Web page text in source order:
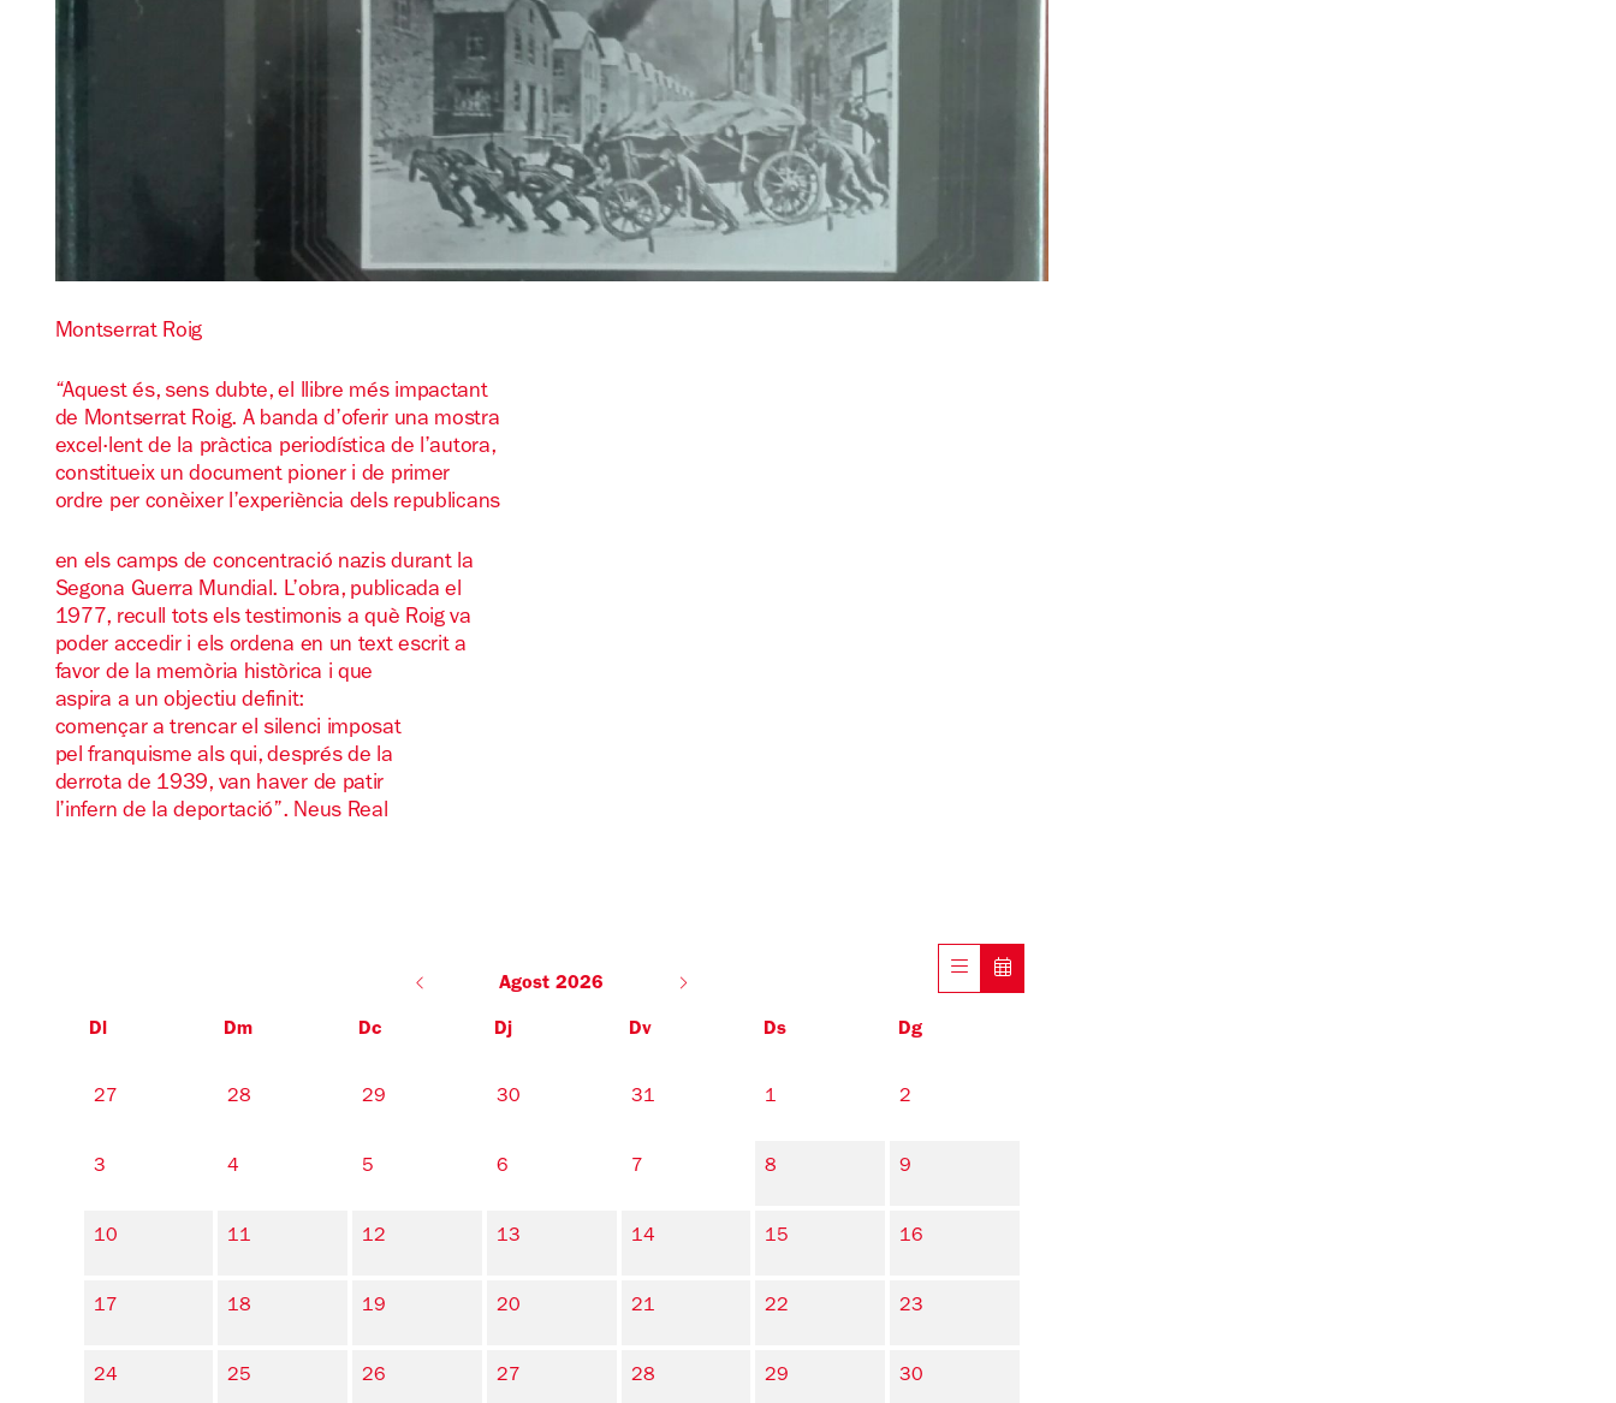
Montserrat Roig
“Aquest és, sens dubte, el llibre més impactant
de Montserrat Roig. A banda d’oferir una mostra
excel·lent de la pràctica periodística de l’autora,
constitueix un document pioner i de primer
ordre per conèixer l’experiència dels republicans
en els camps de concentració nazis durant la
Segona Guerra Mundial. L’obra, publicada el
1977, recull tots els testimonis a què Roig va
poder accedir i els ordena en un text escrit a
favor de la memòria històrica i que
aspira a un objectiu definit:
començar a trencar el silenci imposat
pel franquisme als qui, després de la
derrota de 1939, van haver de patir
l’infern de la deportació”. Neus Real
Agost 2026
Dl Dm Dc Dj Dv Ds Dg
No hi ha cap activitat aquest mes
27 28 29 30 31 1 2
3 4 5 6 7 8 9
10 11 12 13 14 15 16
17 18 19 20 21 22 23
24 25 26 27 28 29 30